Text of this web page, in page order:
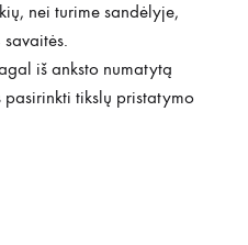
nei turime sandėlyje,
iš anksto numatytą
tikslų pristatymo